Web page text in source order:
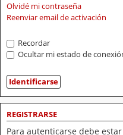
Olvidé mi contraseña
Reenviar email de activación
Recordar
Ocultar mi estado de
REGISTRARSE
Para autenticarse debe